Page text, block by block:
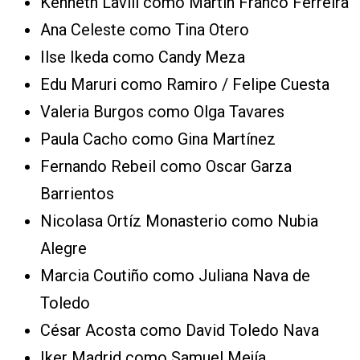
Ana Celeste como Tina Otero
Ilse Ikeda como Candy Meza
Edu Maruri como Ramiro / Felipe Cuesta
Valeria Burgos como Olga Tavares
Paula Cacho como Gina Martínez
Fernando Rebeil como Oscar Garza
Barrientos
Nicolasa Ortíz Monasterio como Nubia
Alegre
Marcia Coutiño como Juliana Nava de
Toledo
César Acosta como David Toledo Nava